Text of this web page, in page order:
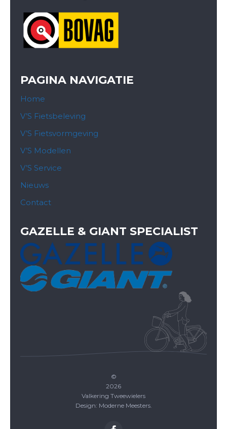
PAGINA NAVIGATIE
Home
V’S Fietsbeleving
V’S Fietsvormgeving
V’S Modellen
V’S Service
Nieuws
Contact
GAZELLE & GIANT SPECIALIST
©
2026
Valkering Tweewielers
Design: Moderne Meesters.